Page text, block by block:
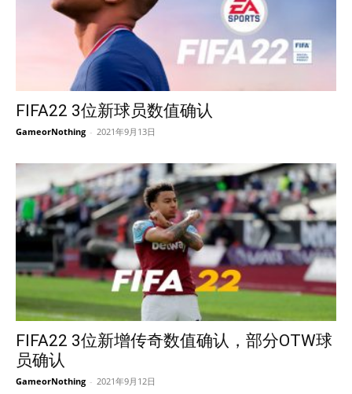
FIFA22 3位新球员数值确认
GameorNothing - 2021年9月13日
FIFA22 3位新增传奇数值确认，部分OTW球
员确认
GameorNothing - 2021年9月12日